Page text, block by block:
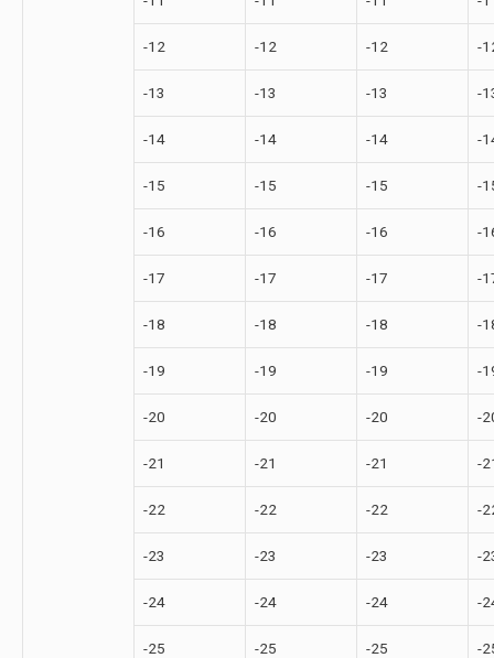
-12 -12 -12 -
-13 -13 -13 -
-14 -14 -14 -
-15 -15 -15 -
-16 -16 -16 -
-17 -17 -17 -
-18 -18 -18 -
-19 -19 -19 -
-20 -20 -20 -
-21 -21 -21 -
-22 -22 -22 -
-23 -23 -23 -
-24 -24 -24 -
-25 -25 -25 -